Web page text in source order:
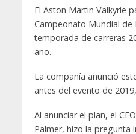
El Aston Martin Valkyrie
Campeonato Mundial de
temporada de carreras
año.
La compañía anunció
antes del evento de
Al anunciar el plan, el
Palmer, hizo la pregunta